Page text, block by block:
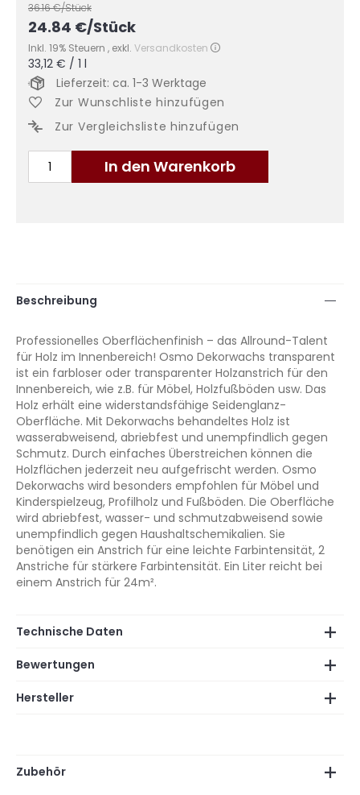
36.16€/Stück
24.84 €/Stück
Inkl. 19% Steuern , exkl. Versandkosten
33,12 € / 1 l
In den Warenkorb
Lieferzeit: ca. 1-3 Werktage
Zur Wunschliste hinzufügen
Zur Vergleichsliste hinzufügen
Beschreibung
Professionelles Oberflächenfinish – das Allround-Talent
für Holz im Innenbereich! Osmo Dekorwachs transparent
ist ein farbloser oder transparenter Holzanstrich für den
Innenbereich, wie z.B. für Möbel, Holzfußböden usw. Das
Holz erhält eine widerstandsfähige Seidenglanz-
Oberfläche. Mit Dekorwachs behandeltes Holz ist
wasserabweisend, abriebfest und unempfindlich gegen
Schmutz. Durch einfaches Überstreichen können die
Holzflächen jederzeit neu aufgefrischt werden. Osmo
Dekorwachs wird besonders empfohlen für Möbel und
Kinderspielzeug, Profilholz und Fußböden. Die Oberfläche
wird abriebfest, wasser- und schmutzabweisend sowie
unempfindlich gegen Haushaltschemikalien. Sie
benötigen ein Anstrich für eine leichte Farbintensität, 2
Anstriche für stärkere Farbintensität. Ein Liter reicht bei
einem Anstrich für 24m².
Technische Daten
Bewertungen
Hersteller
Zubehör